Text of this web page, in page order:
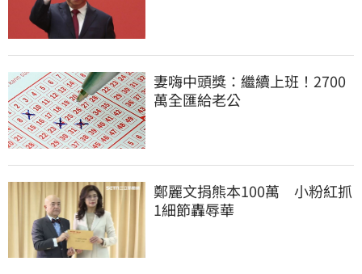
妻嗨中頭獎：繼續上班！2700
萬全匯給老公
鄭麗文捐熊本100萬　小粉紅抓
1細節轟辱華